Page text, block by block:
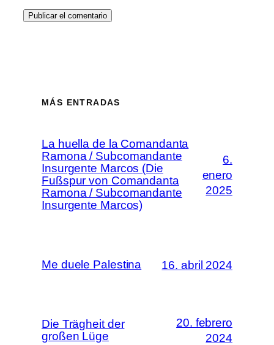
MÁS ENTRADAS
La huella de la Comandanta
Ramona / Subcomandante
Insurgente Marcos (Die
Fußspur von Comandanta
Ramona / Subcomandante
Insurgente Marcos)
6.
enero
2025
Me duele Palestina 16. abril 2024
Die Trägheit der
großen Lüge
20. febrero
2024